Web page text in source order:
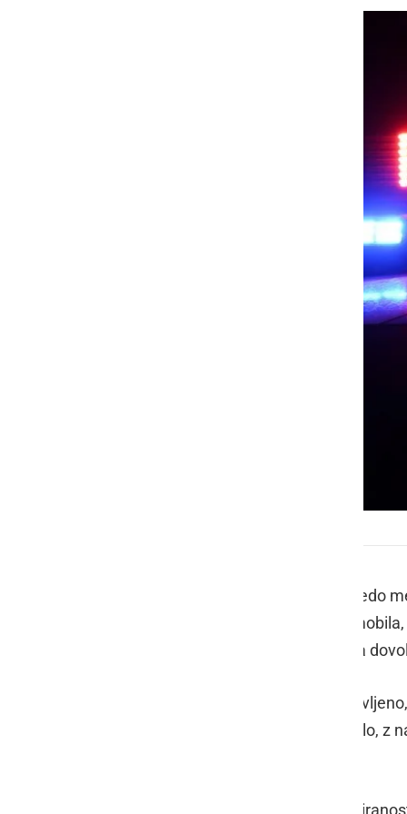
Policisti PPP Murska Sobota so v sredo
kontrolirali voznika osebnega
desnem smernem vozišču, glede na
V nadaljnjem postopku je bilo
neregistrirano in nezavarovano vozilo,
Voznik je odklonil preizkus